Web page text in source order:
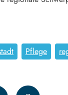
Pflege